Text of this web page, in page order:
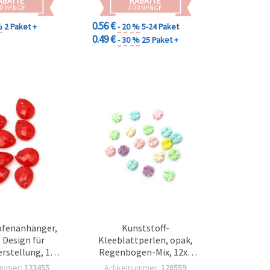
MENGE
2 Paket +
FÜR MENGE
0.56 €- 20 %5-24 Paket
0.49 €- 30 % 25 Paket +
Design für
10 x
Loch: 1 mm,
123455
Kunststoff-
Kleeblattperlen, opak,
Regenbogen-Mix, 12x4
mm, Loch: 1 mm – 50 g
Artikelnummer: 128559